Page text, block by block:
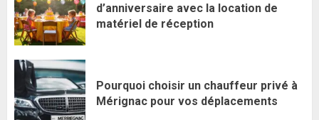
d’anniversaire avec la location de
matériel de réception
Pourquoi choisir un chauffeur privé à
Mérignac pour vos déplacements